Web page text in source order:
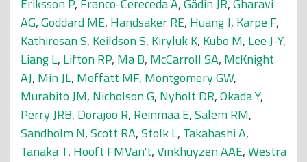
Eriksson P, Franco-Cereceda A,Gådin JR,Gharavi
AG,Goddard ME, Handsaker RE, Huang J, Karpe F,
Kathiresan S, Keildson S, Kiryluk K, Kubo M, Lee J-Y,
Liang L, Lifton RP, Ma B, McCarroll SA, McKnight
AJ, Min JL, Moffatt MF, Montgomery GW,
Murabito JM, Nicholson G, Nyholt DR,Okada Y,
Perry JRB, Dorajoo R, Reinmaa E,Salem RM,
Sandholm N,Scott RA,Stolk L, Takahashi A,
Tanaka T, Hooft FMVan't,Vinkhuyzen AAE,Westra